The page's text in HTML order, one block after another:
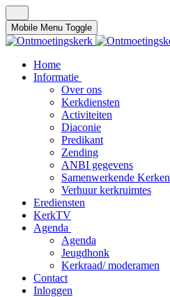
Mobile Menu Toggle
Home
Informatie
Over ons
Kerkdiensten
Activiteiten
Diaconie
Predikant
Zending
ANBI gegevens
Samenwerkende Kerken
Verhuur kerkruimtes
Erediensten
KerkTV
Agenda
Agenda
Jeugdhonk
Kerkraad/ moderamen
Contact
Inloggen